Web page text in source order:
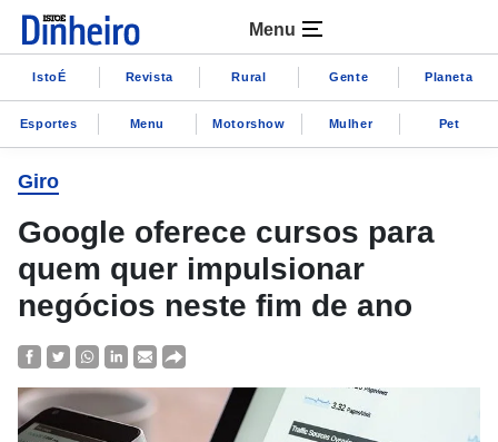
Menu
IstoÉ Revista Rural Gente Planeta
Esportes Menu Motorshow Mulher Pet
Giro
Google oferece cursos para
quem quer impulsionar
negócios neste fim de ano